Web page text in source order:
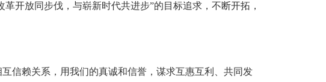
开放同步伐，与崭新时代共进步”的目标追求，不断开拓，
信赖关系，用我们的真诚和信誉，谋求互惠互利、共同发